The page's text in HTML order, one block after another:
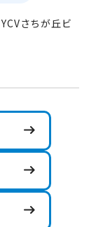
さちが丘ビ